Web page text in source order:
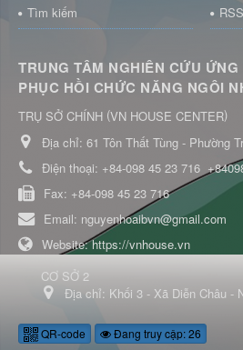
Tìm kiếm
TRUNG TÂM NGHIÊN CỨU
PHỤC HỒI CHỨC NĂNG NGÔI
TRỤ SỞ CHÍNH (VN HOUSE CENTER)
Địa chỉ: 61 Tôn Thất Tùng - Phường
Điện thoại: +84-098 45 23 716
Fax: +84-098 45 23 716
Email: nguyenhoaibvn@gmail.com
Website:https://vnhouse.vn
CƠ SỞ 2
Địa chỉ: Khối 3 - Xã Diễn Châu -
QR-code Đang truy cập: 26